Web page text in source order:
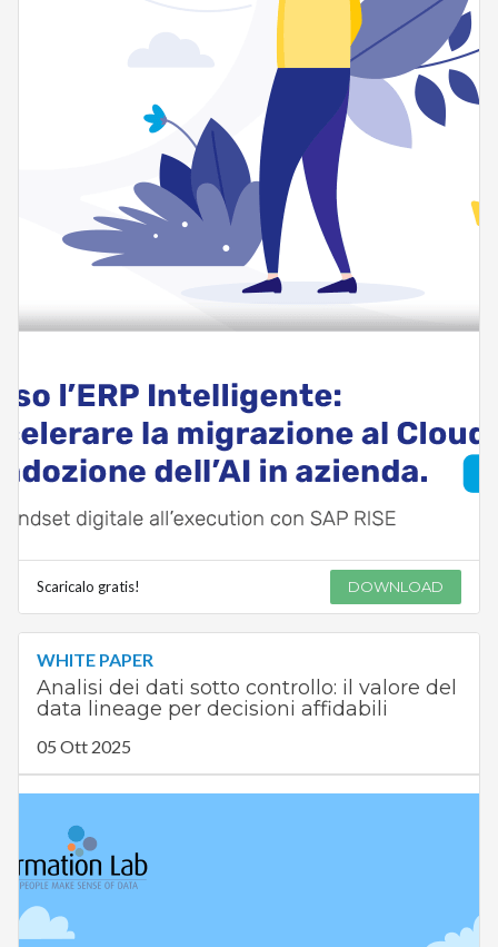
Scaricalo gratis! DOWNLOAD
WHITE PAPER
Analisi dei dati sotto controllo: il valore del
data lineage per decisioni affidabili
05 Ott 2025